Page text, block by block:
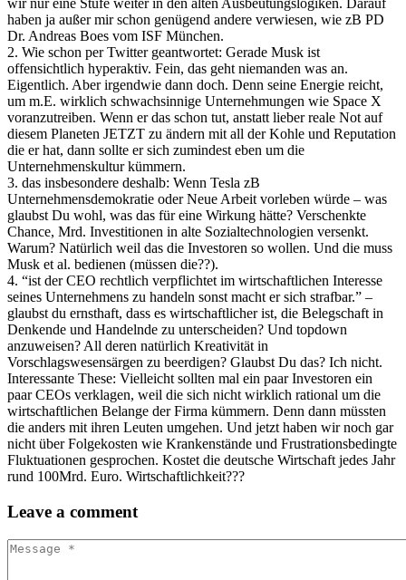
wir nur eine Stufe weiter in den alten Ausbeutungslogiken. Darauf
haben ja außer mir schon genügend andere verwiesen, wie zB PD
Dr. Andreas Boes vom ISF München.
2. Wie schon per Twitter geantwortet: Gerade Musk ist
offensichtlich hyperaktiv. Fein, das geht niemanden was an.
Eigentlich. Aber irgendwie dann doch. Denn seine Energie reicht,
um m.E. wirklich schwachsinnige Unternehmungen wie Space X
voranzutreiben. Wenn er das schon tut, anstatt lieber reale Not auf
diesem Planeten JETZT zu ändern mit all der Kohle und Reputation
die er hat, dann sollte er sich zumindest eben um die
Unternehmenskultur kümmern.
3. das insbesondere deshalb: Wenn Tesla zB
Unternehmensdemokratie oder Neue Arbeit vorleben würde – was
glaubst Du wohl, was das für eine Wirkung hätte? Verschenkte
Chance, Mrd. Investitionen in alte Sozialtechnologien versenkt.
Warum? Natürlich weil das die Investoren so wollen. Und die muss
Musk et al. bedienen (müssen die??).
4. “ist der CEO rechtlich verpflichtet im wirtschaftlichen Interesse
seines Unternehmens zu handeln sonst macht er sich strafbar.” –
glaubst du ernsthaft, dass es wirtschaftlicher ist, die Belegschaft in
Denkende und Handelnde zu unterscheiden? Und topdown
anzuweisen? All deren natürlich Kreativität in
Vorschlagswesensärgen zu beerdigen? Glaubst Du das? Ich nicht.
Interessante These: Vielleicht sollten mal ein paar Investoren ein
paar CEOs verklagen, weil die sich nicht wirklich rational um die
wirtschaftlichen Belange der Firma kümmern. Denn dann müssten
die anders mit ihren Leuten umgehen. Und jetzt haben wir noch gar
nicht über Folgekosten wie Krankenstände und Frustrationsbedingte
Fluktuationen gesprochen. Kostet die deutsche Wirtschaft jedes Jahr
rund 100Mrd. Euro. Wirtschaftlichkeit???
Leave a comment